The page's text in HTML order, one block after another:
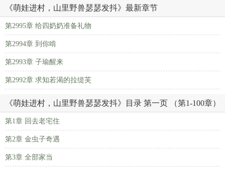
《萌娃进村，山里野兽瑟瑟发抖》最新章节
第2995章 给四奶奶准备礼物
第2994章 到你啃
第2993章 子瑜醒来
第2992章 求知若渴的拉缇芙
《萌娃进村，山里野兽瑟瑟发抖》目录 第一页 （第1-100章）
第1章 回去老宅住
第2章 金虫子奇遇
第3章 全部家当